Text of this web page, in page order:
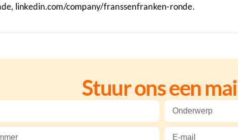
linkedin.com/company/franssenfranken-ronde.
Stuur ons een